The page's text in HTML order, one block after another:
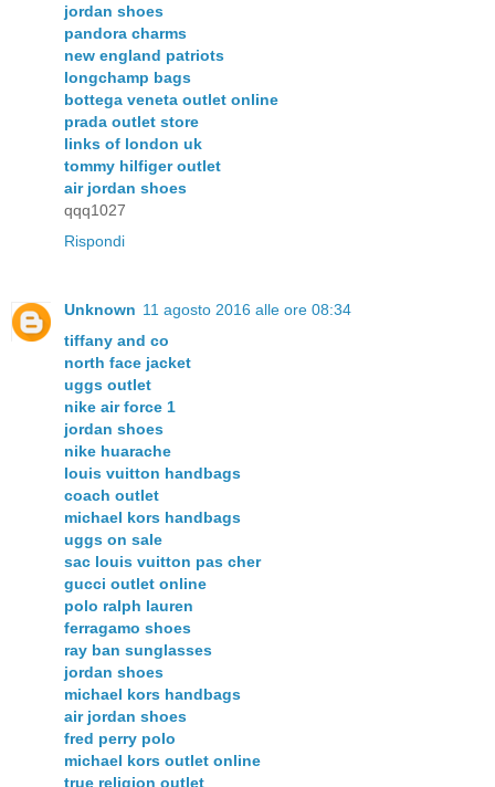
jordan shoes
pandora charms
new england patriots
longchamp bags
bottega veneta outlet online
prada outlet store
links of london uk
tommy hilfiger outlet
air jordan shoes
qqq1027
Rispondi
Unknown 11 agosto 2016 alle ore 08:34
tiffany and co
north face jacket
uggs outlet
nike air force 1
jordan shoes
nike huarache
louis vuitton handbags
coach outlet
michael kors handbags
uggs on sale
sac louis vuitton pas cher
gucci outlet online
polo ralph lauren
ferragamo shoes
ray ban sunglasses
jordan shoes
michael kors handbags
air jordan shoes
fred perry polo
michael kors outlet online
true religion outlet